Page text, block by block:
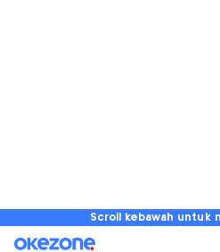
Scroll kebawah untuk